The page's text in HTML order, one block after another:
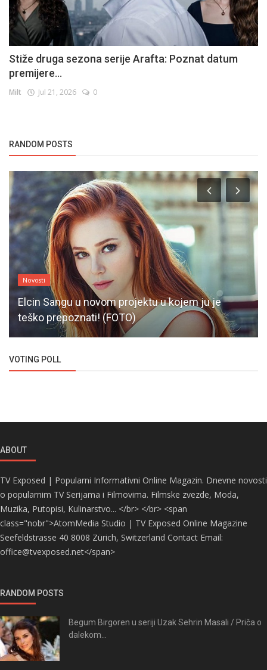
Stiže druga sezona serije Arafta: Poznat datum
premijere...
Milt Jul 21, 2026 0
RANDOM POSTS
Novosti
Elcin Sangu u novom projektu u kojem ju je
teško prepoznati! (FOTO)
VOTING POLL
ABOUT
TV Exposed | Popularni Informativni Online Magazin. Dnevne novosti
o popularnim TV Serijama i Filmovima. Filmske zvezde, Moda,
Muzika, Putopisi, Kulinarstvo... </br> </br> <span
class="nobr">AtomMedia Studio | TV Exposed Online Magazine
Seefeldstrasse 40 8008 Zürich, Switzerland Contact Email:
office@tvexposed.net</span>
RANDOM POSTS
Begum Birgoren u seriji Uzak Sehrin Masali / Priča o
dalekom...